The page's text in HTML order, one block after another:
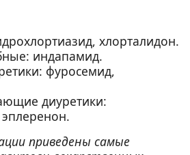
хлорталидон.
индапамид.
фуросемид,
диуретики:
приведены самые